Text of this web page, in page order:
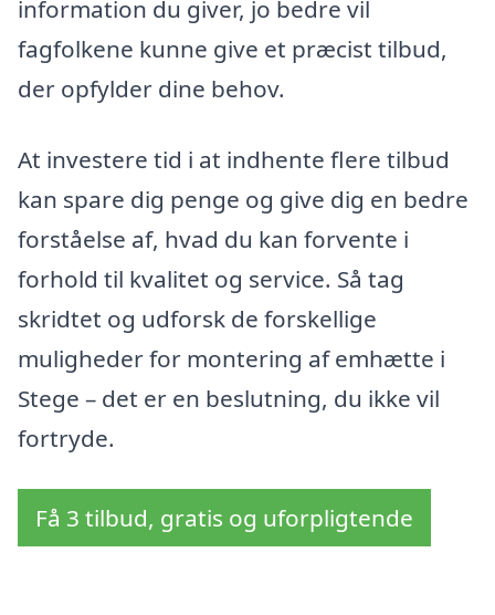
information du giver, jo bedre vil
fagfolkene kunne give et præcist tilbud,
der opfylder dine behov.
At investere tid i at indhente flere tilbud
kan spare dig penge og give dig en bedre
forståelse af, hvad du kan forvente i
forhold til kvalitet og service. Så tag
skridtet og udforsk de forskellige
muligheder for montering af emhætte i
Stege – det er en beslutning, du ikke vil
fortryde.
Få 3 tilbud, gratis og uforpligtende